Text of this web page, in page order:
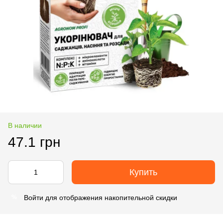
В наличии
47.1 грн
Купить
Войти для отображения накопительной скидки